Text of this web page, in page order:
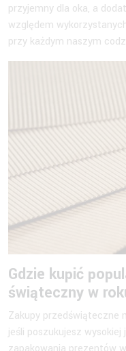
przyjemny dla oka, a
względem
przy każdym naszym
Gdzie kupić
świąteczny w
Zakupy przedświąteczne
jeśli poszukujesz